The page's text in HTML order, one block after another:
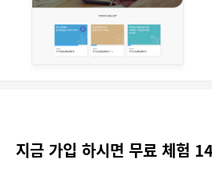
지금 가입 하시면 무료 체험